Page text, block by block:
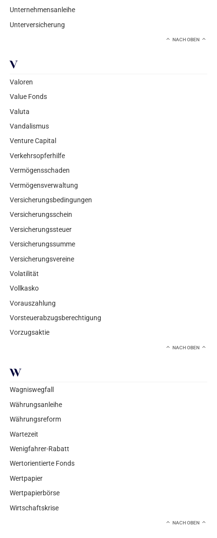
Unternehmensanleihe
Unterversicherung
NACH OBEN
V
Valoren
Value Fonds
Valuta
Vandalismus
Venture Capital
Verkehrsopferhilfe
Vermögensschaden
Vermögensverwaltung
Versicherungsbedingungen
Versicherungsschein
Versicherungssteuer
Versicherungssumme
Versicherungsvereine
Volatilität
Vollkasko
Vorauszahlung
Vorsteuerabzugsberechtigung
Vorzugsaktie
NACH OBEN
W
Wagniswegfall
Währungsanleihe
Währungsreform
Wartezeit
Wenigfahrer-Rabatt
Wertorientierte Fonds
Wertpapier
Wertpapierbörse
Wirtschaftskrise
NACH OBEN